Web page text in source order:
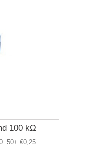
100 kΩ
50+ €0,25